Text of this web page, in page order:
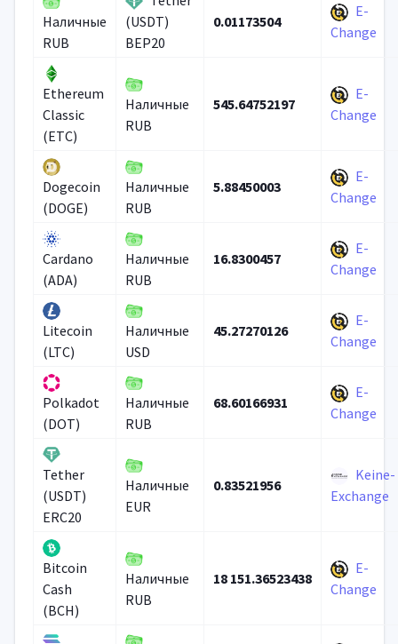
Наличные
RUB
(USDT)
BEP20
0.01173504
E-
Change
Ethereum
Classic
(ETC)
Наличные
RUB
545.64752197
E-
Change
Dogecoin
(DOGE)
Наличные
RUB
5.88450003
E-
Change
Cardano
(ADA)
Наличные
RUB
16.8300457
E-
Change
Litecoin
(LTC)
Наличные
USD
45.27270126
E-
Change
Polkadot
(DOT)
Наличные
RUB
68.60166931
E-
Change
Tether
(USDT)
ERC20
Наличные
EUR
0.83521956
Keine-
Exchange
Bitcoin
Cash
(BCH)
Наличные
RUB
18 151.36523438
E-
Change